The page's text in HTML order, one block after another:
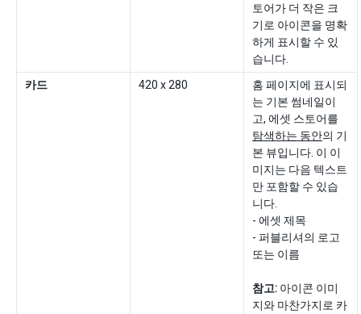
토어가 더 작은 크
기로 아이콘을 명확
하게 표시할 수 있
습니다.
카드
420 x 280
홈 페이지에 표시되
는 기본 썸네일이
고, 에셋 스토어를
탐색하는 동안의 기
본 뷰입니다. 이 이
미지는 다음 텍스트
만 포함할 수 있습
니다.
- 에셋 제목
- 퍼블리셔의 로고
또는 이름
참고: 아이콘 이미
지와 마찬가지로 카